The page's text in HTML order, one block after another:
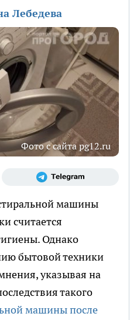
Лебедева
Фото с сайта pg12.ru
машины
считается
Однако
бытовой техники
указывая на
такого
машины после